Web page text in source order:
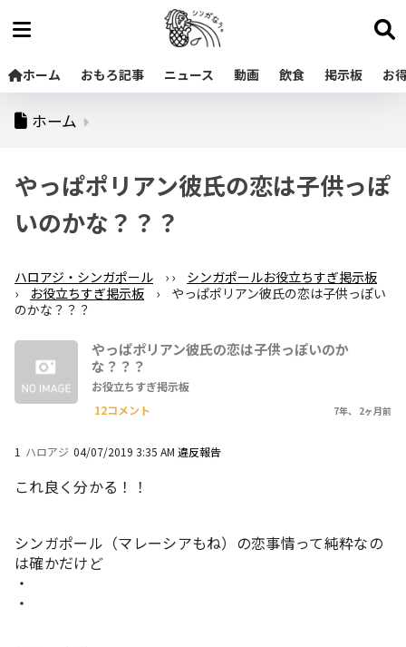
ホーム おもろ記事 ニュース 動画 飲食 掲示板 お
ホーム
やっぱポリアン彼氏の恋は子供っぽ
いのかな？？？
ハロアジ・シンガポール › ›
シンガポールお役立ちすぎ掲示板
›
お役立ちすぎ掲示板 ›
やっぱポリアン彼氏の恋は子供っぽい
のかな？？？
やっぱポリアン彼氏の恋は子供っぽいのか
な？？？
お役立ちすぎ掲示板
12コメント
7年、 2ヶ月前
1 ハロアジ 04/07/2019 3:35 AM 違反報告
これ良く分かる！！
シンガポール（マレーシアもね）の恋事情って純粋なの
は確かだけど
・
・